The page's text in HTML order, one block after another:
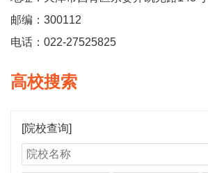
邮编：300112
电话：022-27525825
高校搜索
[院校查询]